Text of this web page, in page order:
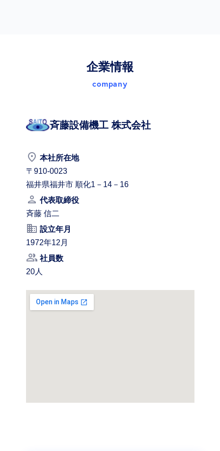
企業情報
company
斉藤設備機工 株式会社
place 本社所在地
〒910-0023
福井県福井市 順化1－14－16
person 代表取締役
斉藤 信二
business 設立年月
1972年12月
people_alt 社員数
20人